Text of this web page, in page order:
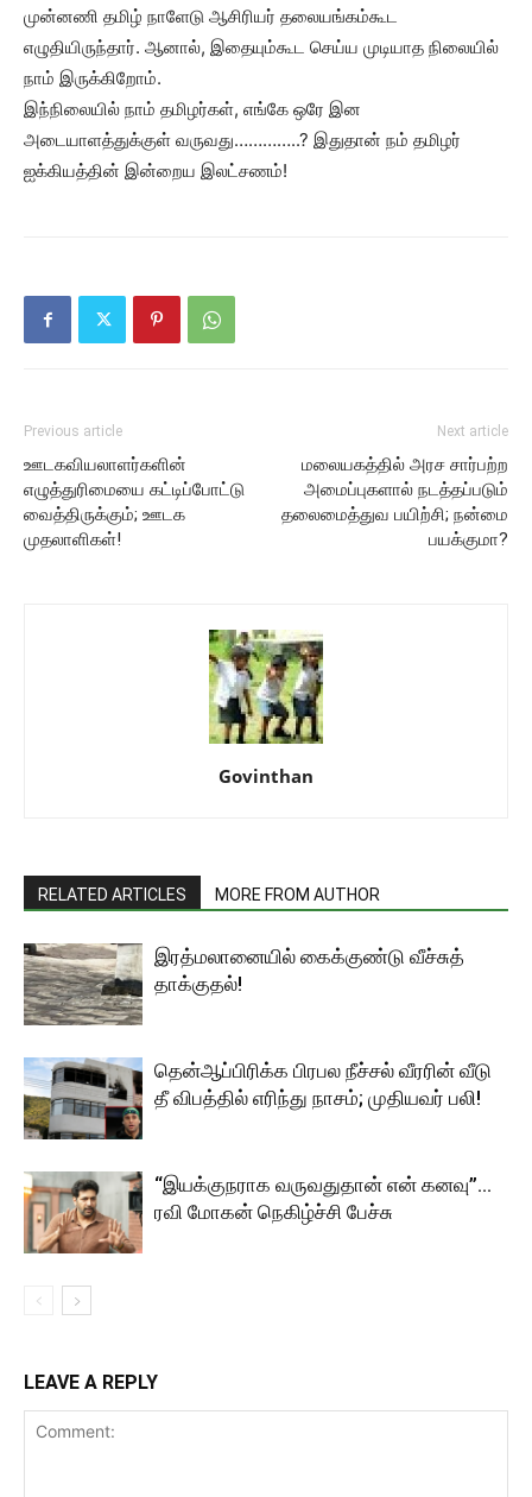
முன்னணி தமிழ் நாளேடு ஆசிரியர் தலையங்கம்கூட
எழுதியிருந்தார். ஆனால், இதையும்கூட செய்ய முடியாத நிலையில்
நாம் இருக்கிறோம்.
இந்நிலையில் நாம் தமிழர்கள், எங்கே ஒரே இன
அடையாளத்துக்குள் வருவது…………..? இதுதான் நம் தமிழர்
ஐக்கியத்தின் இன்றைய இலட்சணம்!
Previous article
ஊடகவியலாளர்களின்
எழுத்துரிமையை கட்டிப்போட்டு
வைத்திருக்கும்; ஊடக
முதலாளிகள்!
Next article
மலையகத்தில் அரச சார்பற்ற
அமைப்புகளால் நடத்தப்படும்
தலைமைத்துவ பயிற்சி; நன்மை
பயக்குமா?
Govinthan
RELATED ARTICLES MORE FROM AUTHOR
இரத்மலானையில் கைக்குண்டு வீச்சுத்
தாக்குதல்!
தென்ஆப்பிரிக்க பிரபல நீச்சல் வீரரின் வீடு
தீ விபத்தில் எரிந்து நாசம்; முதியவர் பலி!
“இயக்குநராக வருவதுதான் என் கனவு”…
ரவி மோகன் நெகிழ்ச்சி பேச்சு
LEAVE A REPLY